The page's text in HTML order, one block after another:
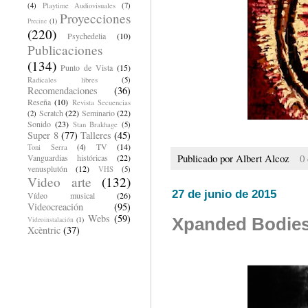
Publicado por Albert Alcoz 0
27 de junio de 2015
Xpanded
(4) Playtime Audiovisuales (7)
Precine (1) Proyecciones
(220)
Psychedelia (10)
Publicaciones
(134) Punto de Vista (15)
Radicales libres (5)
Recomendaciones (36)
Reseña (10) Revista Secuencias
(2) Scratch (22) Seminario (22)
Sonido (23) Stan Brakhage (5)
Super 8 (77) Talleres (45)
Toni Serra (4) TV
(14)
Vanguardias históricas
(22)
venusplutón
(12) VHS (5)
Video arte (132)
Vídeo musical (26)
Videocreación (95)
Videoinstalación (1) Webs (59)
Xcèntric (37)